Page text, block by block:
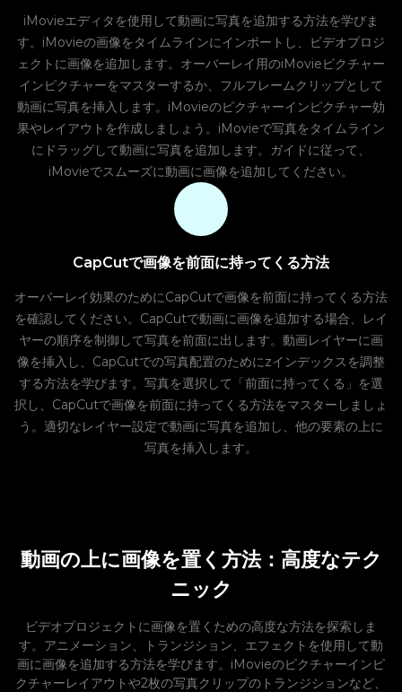
iMovieエディタを使用して動画に写真を追加する方法を学びま
す。iMovieの画像をタイムラインにインポートし、ビデオプロジ
ェクトに画像を追加します。オーバーレイ用のiMovieピクチャー
インピクチャーをマスターするか、フルフレームクリップとして
動画に写真を挿入します。iMovieのピクチャーインピクチャー効
果やレイアウトを作成しましょう。iMovieで写真をタイムライン
にドラッグして動画に写真を追加します。ガイドに従って、
iMovieでスムーズに動画に画像を追加してください。
CapCutで画像を前面に持ってくる方法
オーバーレイ効果のためにCapCutで画像を前面に持ってくる方法
を確認してください。CapCutで動画に画像を追加する場合、レイ
ヤーの順序を制御して写真を前面に出します。動画レイヤーに画
像を挿入し、CapCutでの写真配置のためにzインデックスを調整
する方法を学びます。写真を選択して「前面に持ってくる」を選
択し、CapCutで画像を前面に持ってくる方法をマスターしましょ
う。適切なレイヤー設定で動画に写真を追加し、他の要素の上に
写真を挿入します。
動画の上に画像を置く方法：高度なテク
ニック
ビデオプロジェクトに画像を置くための高度な方法を探索しま
す。アニメーション、トランジション、エフェクトを使用して動
画に画像を追加する方法を学びます。iMovieのピクチャーインピ
クチャーレイアウトや2枚の写真クリップのトランジションなど、